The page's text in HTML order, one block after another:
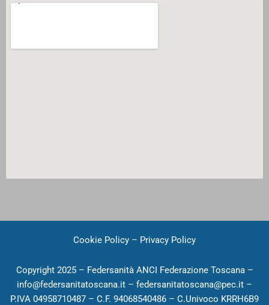
Cookie Policy – Privacy Policy
Copyright 2025 – Federsanità ANCI Federazione Toscana –
info@federsanitatoscana.it – federsanitatoscana@pec.it –
P.IVA 04958710487 – C.F. 94068540486 – C.Univoco KRRH6B9